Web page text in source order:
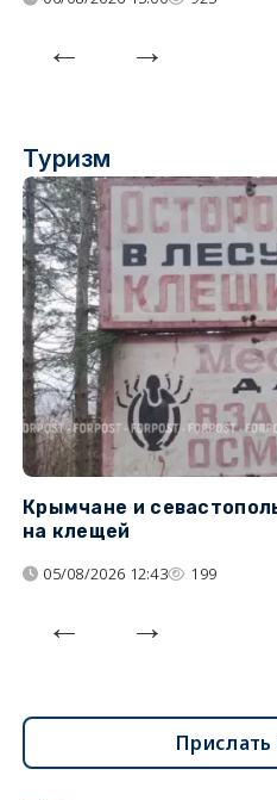
Туризм
Крымчане и
на клещей
05/08/2026 12:43 199
Прислать